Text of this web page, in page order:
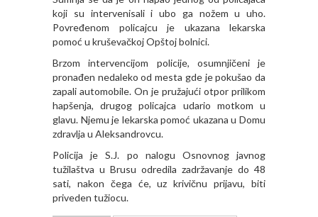
koji su intervenisali i ubo ga nožem u uho.
Povređenom policajcu je ukazana lekarska
pomoć u kruševačkoj Opštoj bolnici.
Brzom intervencijom policije, osumnjičeni je
pronađen nedaleko od mesta gde je pokušao da
zapali automobile. On je pružajući otpor prilikom
hapšenja, drugog policajca udario motkom u
glavu. Njemu je lekarska pomoć ukazana u Domu
zdravlja u Aleksandrovcu.
Policija je S.J. po nalogu Osnovnog javnog
tužilaštva u Brusu odredila zadržavanje do 48
sati, nakon čega će, uz krivičnu prijavu, biti
priveden tužiocu.